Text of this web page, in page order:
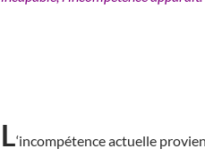
L‘incompétence actuelle